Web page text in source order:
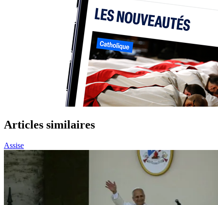
Articles similaires
Assise